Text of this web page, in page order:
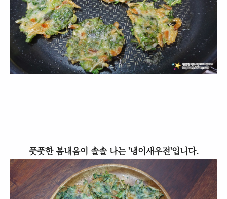
풋풋한 봄내음이 솔솔 나는 '냉이새우전'입니다.